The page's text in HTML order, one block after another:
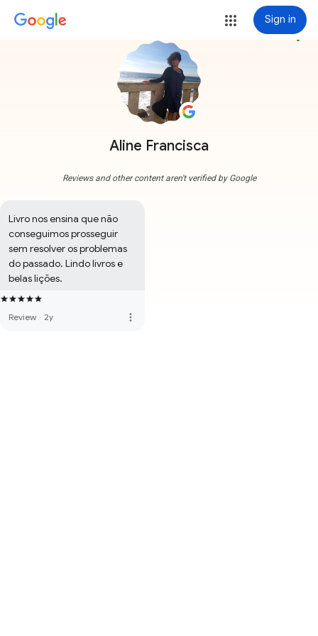
Sign in
Aline Francisca
more_vert
Reviews and other content aren't verified by Google
Livro nos ensina que não
conseguimos prosseguir
sem resolver os problemas
do passado. Lindo livros e
belas lições.
Review · 2y more_vert